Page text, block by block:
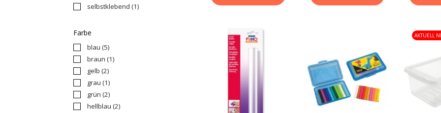
selbstklebend(1)
Farbe
blau(5)
braun(1)
gelb(2)
grau(1)
grün(2)
hellblau(2)
AKTUELL